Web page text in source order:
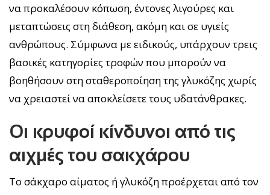
να προκαλέσουν κόπωση, έντονες λιγούρες και
μεταπτώσεις στη διάθεση, ακόμη και σε υγιείς
ανθρώπους. Σύμφωνα με ειδικούς, υπάρχουν τρεις
βασικές κατηγορίες τροφών που μπορούν να
βοηθήσουν στη σταθεροποίηση της γλυκόζης χωρίς
να χρειαστεί να αποκλείσετε τους υδατάνθρακες.
Οι κρυφοί κίνδυνοι από τις
αιχμές του σακχάρου
Το σάκχαρο αίματος ή γλυκόζη προέρχεται από τον